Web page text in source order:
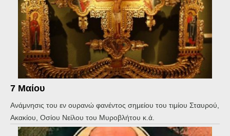
7 Μαίου
Ανάμνησις του εν ουρανώ φανέντος σημείου του τιμίου Σταυρού,
Ακακίου, Οσίου Νείλου του Μυροβλήτου κ.ά.